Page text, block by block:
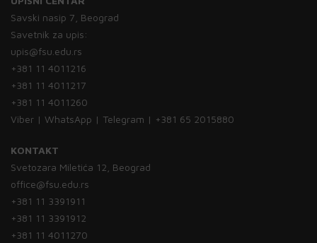
Savski nasip 7, Beograd
Savetnik za upis:
upis@fsu.edu.rs
+381 11 4011216
+381 11 4011217
+381 11 4011260
Viber | WhatsApp | Telegram | +381 65 2015880
KONTAKT
Svetozara Miletića 12, Beograd
office@fsu.edu.rs
+381 11 3391911
+381 11 3391912
+381 11 4011270